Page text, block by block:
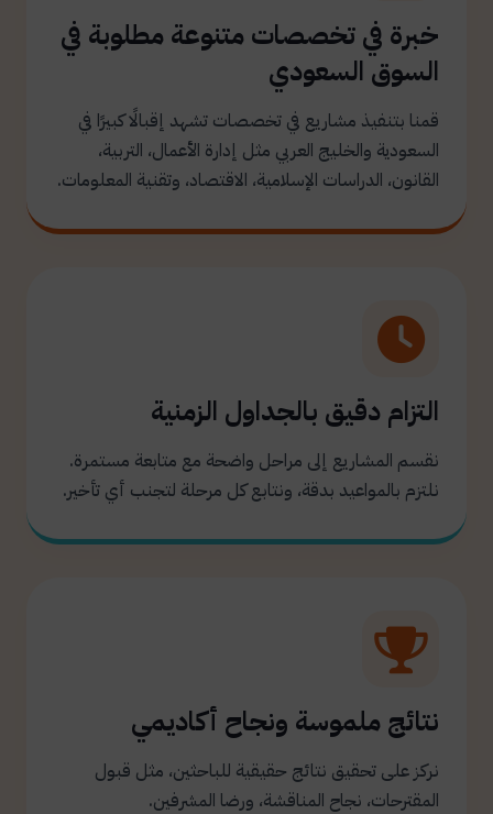
خبرة في تخصصات متنوعة مطلوبة في
السوق السعودي
قمنا بتنفيذ مشاريع في تخصصات تشهد إقبالًا كبيرًا في
السعودية والخليج العربي مثل إدارة الأعمال، التربية،
القانون، الدراسات الإسلامية، الاقتصاد، وتقنية المعلومات.
التزام دقيق بالجداول الزمنية
نقسم المشاريع إلى مراحل واضحة مع متابعة مستمرة.
نلتزم بالمواعيد بدقة، ونتابع كل مرحلة لتجنب أي تأخير.
نتائج ملموسة ونجاح أكاديمي
نركز على تحقيق نتائج حقيقية للباحثين، مثل قبول
المقترحات، نجاح المناقشة، ورضا المشرفين.